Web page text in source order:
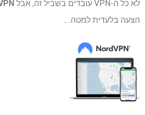
לא כל ה-VPN עובדים בשביל זה, אבל
הצעה בלעדית למטה….